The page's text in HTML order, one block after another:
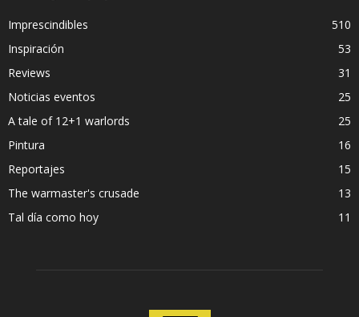
Imprescindibles
510
Inspiración
53
Reviews
31
Noticias eventos
25
A tale of 12+1 warlords
25
Pintura
16
Reportajes
15
The warmaster's crusade
13
Tal día como hoy
11